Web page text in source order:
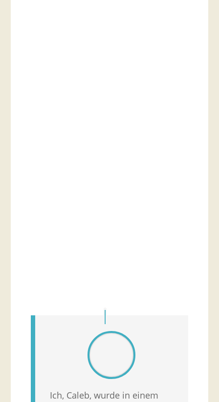
Ich, Caleb, wurde in einem